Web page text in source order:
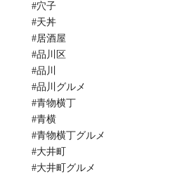
#穴子
#天丼
#居酒屋
#品川区
#品川
#品川グルメ
#青物横丁
#青横
#青物横丁グルメ
#大井町
#大井町グルメ